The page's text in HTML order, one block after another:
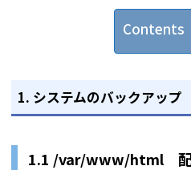
Contents
1. システムのバックアップ
1.1 /var/www/html 配